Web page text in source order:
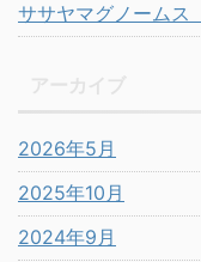
ササヤマグノームス
2026年5月
2025年10月
2024年9月